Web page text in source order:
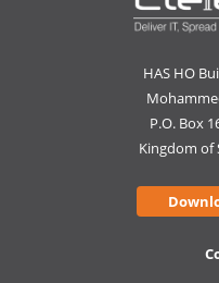
HAS HO
P.O. Box
Kingdom of